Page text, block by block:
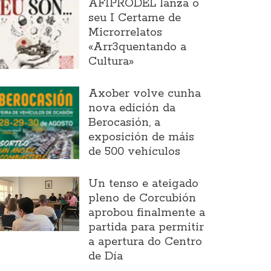
AFIPRODEL lanza o
seu I Certame de
Microrrelatos
«Arr3quentando a
Cultura»
Axober volve cunha
nova edición da
Berocasión, a
exposición de máis
de 500 vehículos
Un tenso e ateigado
pleno de Corcubión
aprobou finalmente a
partida para permitir
a apertura do Centro
de Día